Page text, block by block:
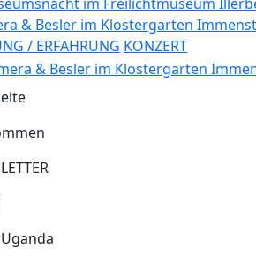
& Besler im Klostergarten
/ ERFAHRUNG KONZERT